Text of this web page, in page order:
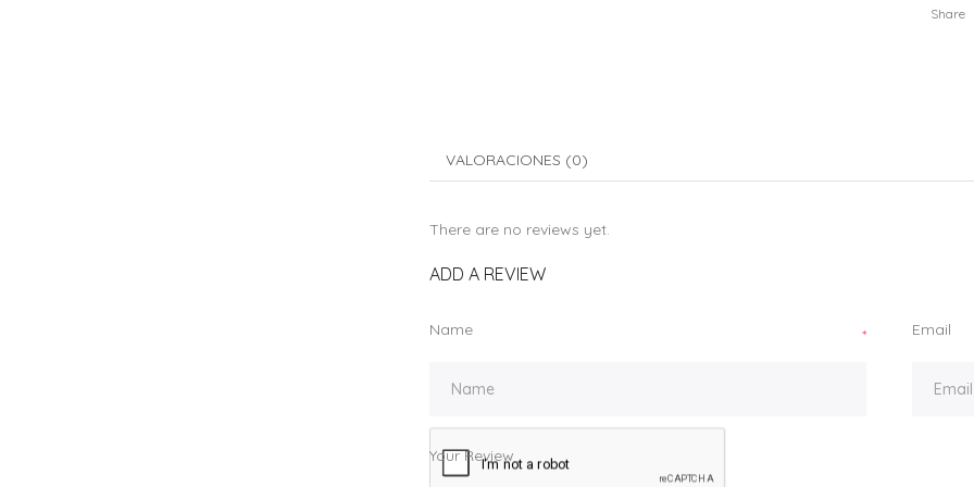
Share
VALORACIONES (0)
There are no reviews yet.
ADD A REVIEW
Name * Email
Your Review